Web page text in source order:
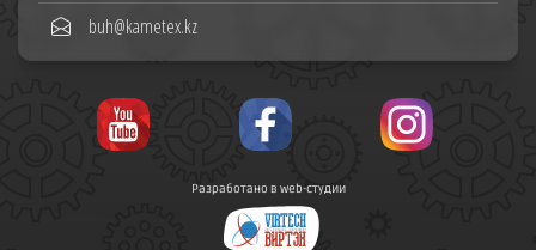
buh@kametex.kz
Разработано в web-студии